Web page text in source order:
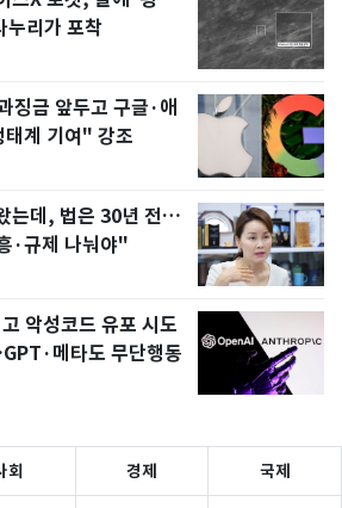
누리가 포착
징금 앞두고 구글·애
계 기여" 강조
는데, 법은 30년 전…
·규제 나눠야"
악성코드 유포 시도
메타도 무단행동
회 경제 국제